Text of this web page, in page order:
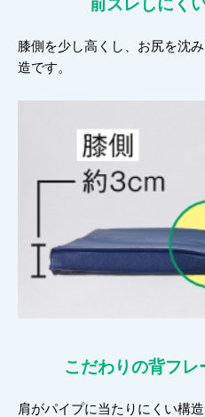
前ズレしにく
膝側を少し高くし、お尻を沈
造です。
こだわりの背フレ
肩がパイプに当たりにくい構